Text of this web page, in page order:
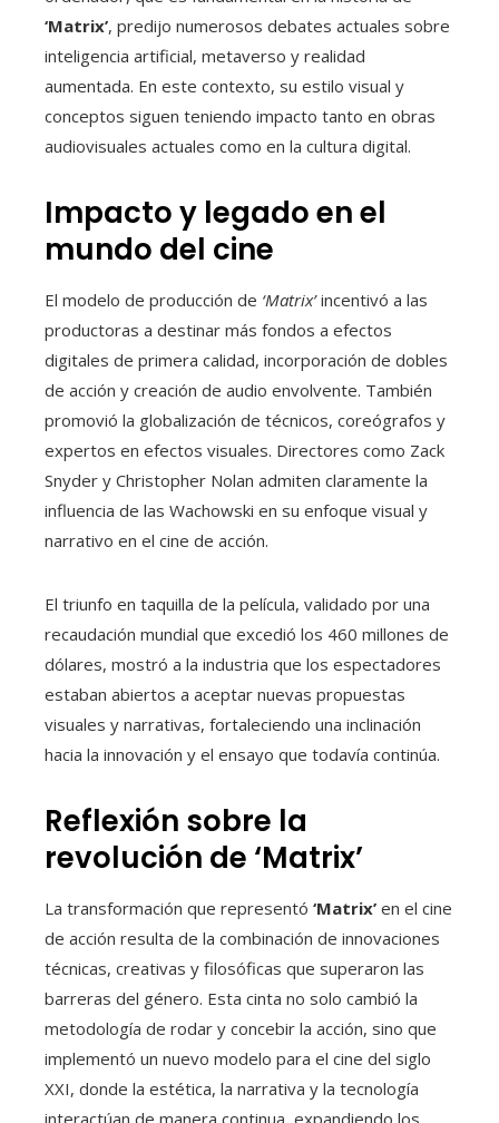
‘Matrix’, predijo numerosos debates actuales sobre
inteligencia artificial, metaverso y realidad
aumentada. En este contexto, su estilo visual y
conceptos siguen teniendo impacto tanto en obras
audiovisuales actuales como en la cultura digital.
Impacto y legado en el
mundo del cine
El modelo de producción de ‘Matrix’incentivó a las
productoras a destinar más fondos a efectos
digitales de primera calidad, incorporación de dobles
de acción y creación de audio envolvente. También
promovió la globalización de técnicos, coreógrafos y
expertos en efectos visuales. Directores como Zack
Snyder y Christopher Nolan admiten claramente la
influencia de las Wachowski en su enfoque visual y
narrativo en el cine de acción.
El triunfo en taquilla de la película, validado por una
recaudación mundial que excedió los 460 millones de
dólares, mostró a la industria que los espectadores
estaban abiertos a aceptar nuevas propuestas
visuales y narrativas, fortaleciendo una inclinación
hacia la innovación y el ensayo que todavía continúa.
Reflexión sobre la
revolución de ‘Matrix’
La transformación que representó ‘Matrix’ en el cine
de acción resulta de la combinación de innovaciones
técnicas, creativas y filosóficas que superaron las
barreras del género. Esta cinta no solo cambió la
metodología de rodar y concebir la acción, sino que
implementó un nuevo modelo para el cine del siglo
XXI, donde la estética, la narrativa y la tecnología